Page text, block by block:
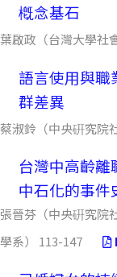
槪念基石
葉啟政（台灣大學社
語言使用與職
群差異
蔡淑鈴（中央硏究院
台灣中高齡
中石化的事件
張晉芬（中央硏究院
學系） 113-147